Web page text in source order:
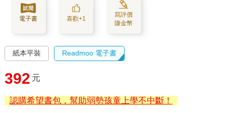
電子書 喜歡+1
寫評價
賺金幣
紙本平裝 Readmoo 電子書
392 元
認購希望書包，幫助弱勢孩童上學不中斷！